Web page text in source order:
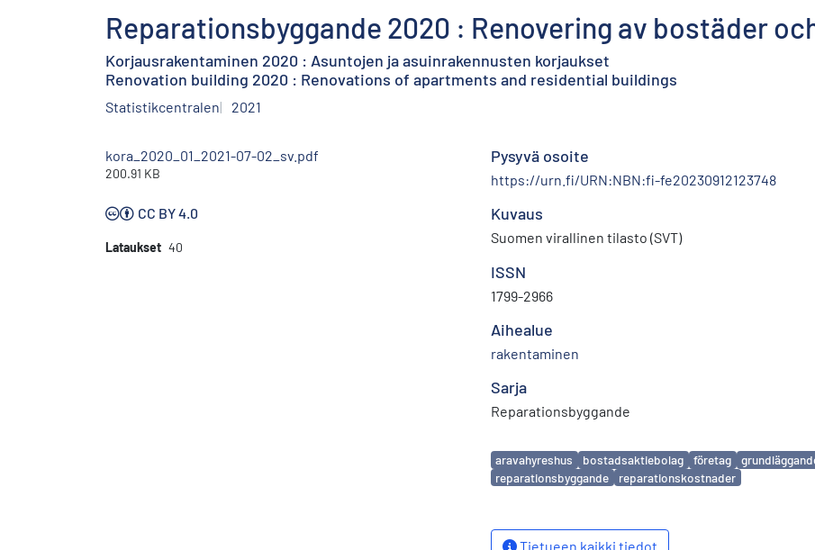
Reparationsbyggande 2020 : Renovering av bostäder
Korjausrakentaminen 2020 : Asuntojen ja asuinrakennusten korjaukset
Renovation building 2020 : Renovations of apartments and residential buildings
Statistikcentralen 2021
kora_2020_01_2021-07-02_sv.pdf
200.91 KB
CC BY 4.0
Lataukset 40
Pysyvä osoite
https://urn.fi/URN:NBN:fi-fe20230912123748
Kuvaus
Suomen virallinen tilasto (SVT)
ISSN
1799-2966
Aihealue
rakentaminen
Sarja
Reparationsbyggande
Avainsanat
aravahyreshus bostadsaktiebolag företag
reparationsbyggande
reparationskostnader
Tietueen kaikki tiedot